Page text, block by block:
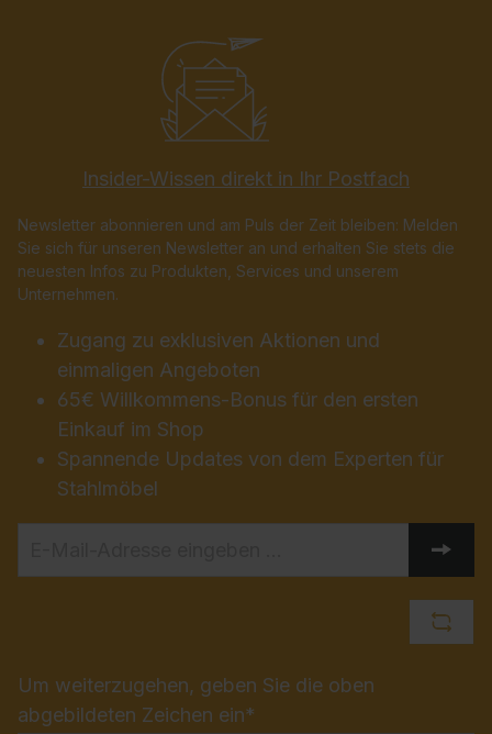
Insider-Wissen direkt in Ihr Postfach
Newsletter abonnieren und am Puls der Zeit bleiben: Melden
Sie sich für unseren Newsletter an und erhalten Sie stets die
neuesten Infos zu Produkten, Services und unserem
Unternehmen.
Zugang zu exklusiven Aktionen und
einmaligen Angeboten
65€ Willkommens-Bonus für den ersten
Einkauf im Shop
Spannende Updates von dem Experten für
Stahlmöbel
Um weiterzugehen, geben Sie die oben
abgebildeten Zeichen ein*